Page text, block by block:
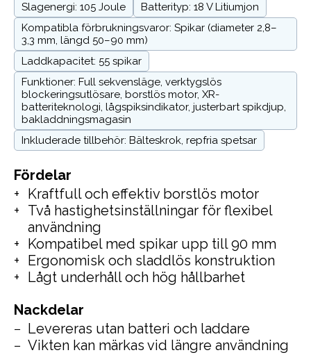
Fördelar
Kraftfull och effektiv borstlös motor
Två hastighetsinställningar för flexibel
användning
Kompatibel med spikar upp till 90 mm
Ergonomisk och sladdlös konstruktion
Lågt underhåll och hög hållbarhet
Nackdelar
Levereras utan batteri och laddare
Vikten kan märkas vid längre användning
Slagenergi: 105 Joule
Batterityp: 18 V Litiumjon
Kompatibla förbrukningsvaror: Spikar (diameter 2,8–
3,3 mm, längd 50–90 mm)
Laddkapacitet: 55 spikar
Funktioner: Full sekvensläge, verktygslös
blockeringsutlösare, borstlös motor, XR-
batteriteknologi, lågspiksindikator, justerbart spikdjup,
bakladdningsmagasin
Inkluderade tillbehör: Bälteskrok, repfria spetsar